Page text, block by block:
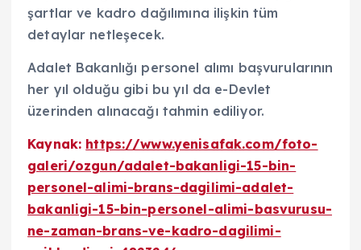
şartlar ve kadro dağılımına ilişkin tüm
detaylar netleşecek.
Adalet Bakanlığı personel alımı başvurularının
her yıl olduğu gibi bu yıl da e-Devlet
üzerinden alınacağı tahmin ediliyor.
Kaynak: https://www.yenisafak.com/foto-
galeri/ozgun/adalet-bakanligi-15-bin-
personel-alimi-brans-dagilimi-adalet-
bakanligi-15-bin-personel-alimi-basvurusu-
ne-zaman-brans-ve-kadro-dagilimi-